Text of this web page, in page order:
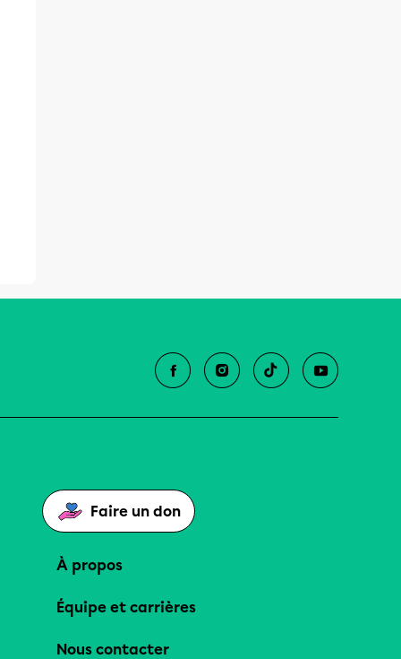
Faire un don
À propos
Équipe et carrières
Nous contacter